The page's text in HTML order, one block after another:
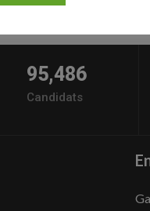
95,486
Candidats